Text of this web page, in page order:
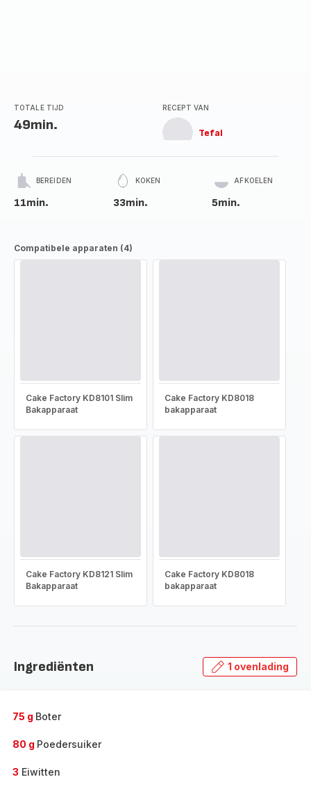
TOTALE TIJD
49min.
RECEPT VAN
Tefal
BEREIDEN
11min.
KOKEN
33min.
AFKOELEN
5min.
Compatibele apparaten (4)
Cake Factory KD8101 Slim
Bakapparaat
Cake Factory KD8018
bakapparaat
Cake Factory KD8121 Slim
Bakapparaat
Cake Factory KD8018
bakapparaat
Ingrediënten 1 ovenlading
75 g Boter
80 g Poedersuiker
3 Eiwitten